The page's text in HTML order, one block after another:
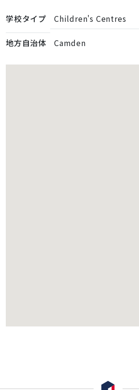
学校タイプ Children's Centres
地方自治体 Camden